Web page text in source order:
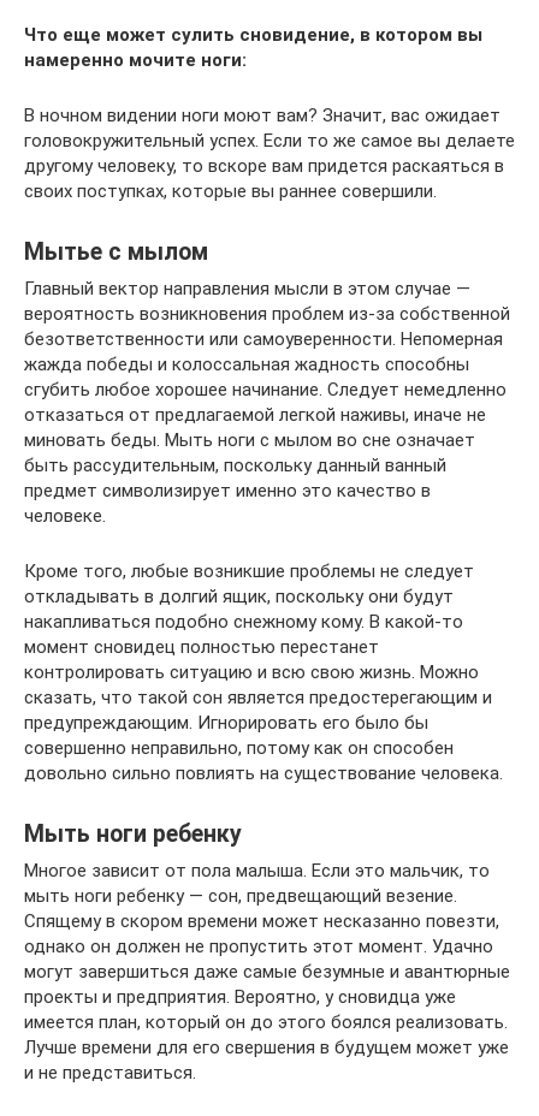
Что еще может сулить сновидение, в котором вы
намеренно мочите ноги:
В ночном видении ноги моют вам? Значит, вас ожидает
головокружительный успех. Если то же самое вы делаете
другому человеку, то вскоре вам придется раскаяться в
своих поступках, которые вы раннее совершили.
Мытье с мылом
Главный вектор направления мысли в этом случае —
вероятность возникновения проблем из-за собственной
безответственности или самоуверенности. Непомерная
жажда победы и колоссальная жадность способны
сгубить любое хорошее начинание. Следует немедленно
отказаться от предлагаемой легкой наживы, иначе не
миновать беды. Мыть ноги с мылом во сне означает
быть рассудительным, поскольку данный ванный
предмет символизирует именно это качество в
человеке.
Кроме того, любые возникшие проблемы не следует
откладывать в долгий ящик, поскольку они будут
накапливаться подобно снежному кому. В какой-то
момент сновидец полностью перестанет
контролировать ситуацию и всю свою жизнь. Можно
сказать, что такой сон является предостерегающим и
предупреждающим. Игнорировать его было бы
совершенно неправильно, потому как он способен
довольно сильно повлиять на существование человека.
Мыть ноги ребенку
Многое зависит от пола малыша. Если это мальчик, то
мыть ноги ребенку — сон, предвещающий везение.
Спящему в скором времени может несказанно повезти,
однако он должен не пропустить этот момент. Удачно
могут завершиться даже самые безумные и авантюрные
проекты и предприятия. Вероятно, у сновидца уже
имеется план, который он до этого боялся реализовать.
Лучше времени для его свершения в будущем может уже
и не представиться.